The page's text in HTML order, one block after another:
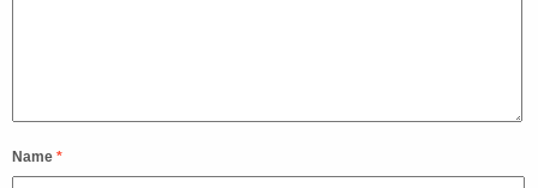
Name *